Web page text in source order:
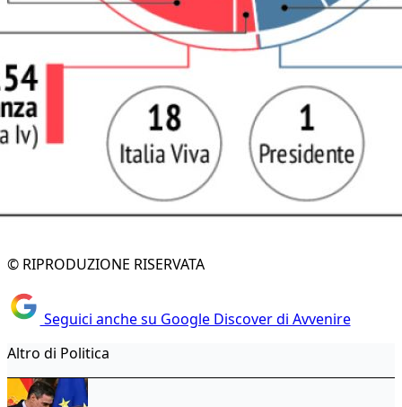
© RIPRODUZIONE RISERVATA
Seguici anche su Google Discover di Avvenire
Altro di Politica